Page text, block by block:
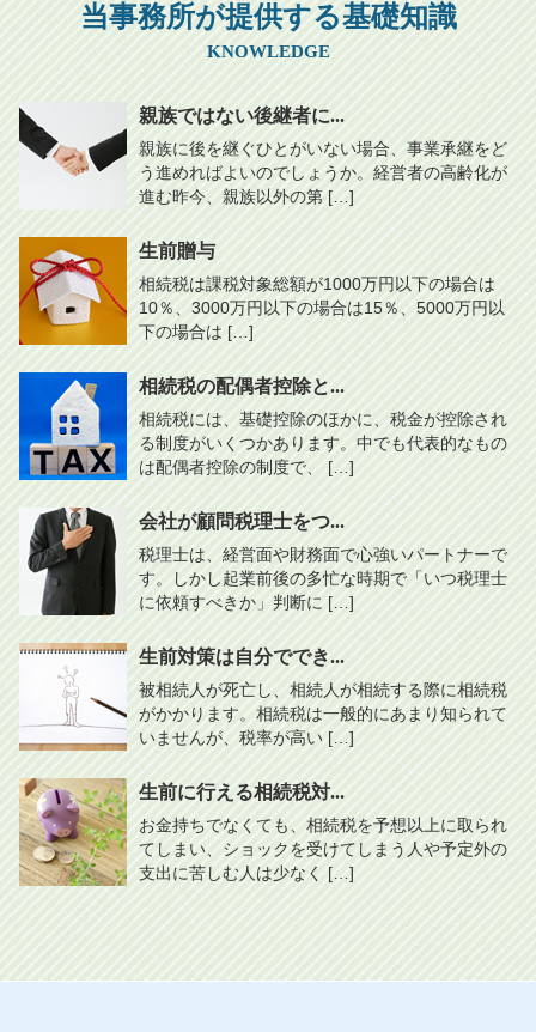
当事務所が提供する基礎知識
KNOWLEDGE
親族ではない後継者に...
親族に後を継ぐひとがいない場合、事業承継をど
う進めればよいのでしょうか。経営者の高齢化が
進む昨今、親族以外の第 […]
生前贈与
相続税は課税対象総額が1000万円以下の場合は
10％、3000万円以下の場合は15％、5000万円以
下の場合は […]
相続税の配偶者控除と...
相続税には、基礎控除のほかに、税金が控除され
る制度がいくつかあります。中でも代表的なもの
は配偶者控除の制度で、 […]
会社が顧問税理士をつ...
税理士は、経営面や財務面で心強いパートナーで
す。しかし起業前後の多忙な時期で「いつ税理士
に依頼すべきか」判断に […]
生前対策は自分ででき...
被相続人が死亡し、相続人が相続する際に相続税
がかかります。相続税は一般的にあまり知られて
いませんが、税率が高い […]
生前に行える相続税対...
お金持ちでなくても、相続税を予想以上に取られ
てしまい、ショックを受けてしまう人や予定外の
支出に苦しむ人は少なく […]